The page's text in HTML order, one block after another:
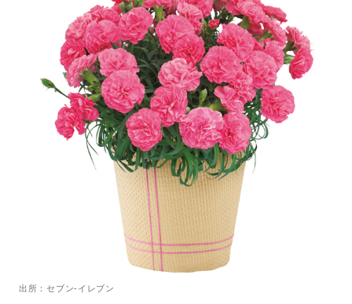
出所：セブン-イレブン